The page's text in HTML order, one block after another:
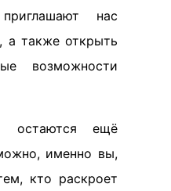
нас
а также открыть
возможности
остаются ещё
именно вы,
кто раскроет